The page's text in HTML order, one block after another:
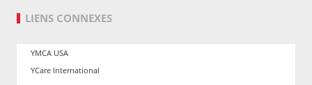
LIENS CONNEXES
YMCA USA
YCare International